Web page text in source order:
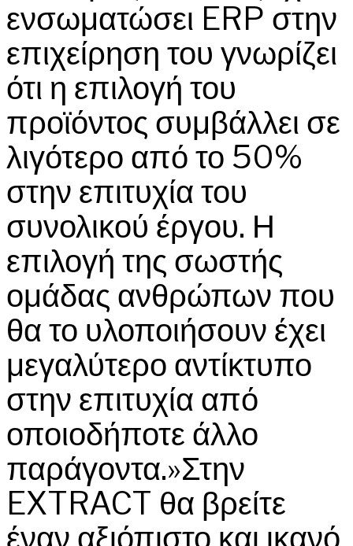
ενσωματώσει ERP στην
επιχείρηση του γνωρίζει
ότι η επιλογή του
προϊόντος συμβάλλει σε
λιγότερο από το 50%
στην επιτυχία του
συνολικού έργου. Η
επιλογή της σωστής
ομάδας ανθρώπων που
θα το υλοποιήσουν έχει
μεγαλύτερο αντίκτυπο
στην επιτυχία από
οποιοδήποτε άλλο
παράγοντα.»Στην
EXTRACT θα βρείτε
έναν αξιόπιστο και ικανό